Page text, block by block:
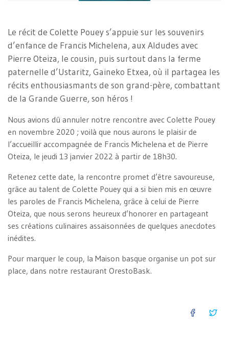
Le récit de Colette Pouey s’appuie sur les souvenirs
d’enfance de Francis Michelena, aux Aldudes avec
Pierre Oteiza, le cousin, puis surtout dans la ferme
paternelle d’Ustaritz, Gaineko Etxea, où il partagea les
récits enthousiasmants de son grand-père, combattant
de la Grande Guerre, son héros !
Nous avions dû annuler notre rencontre avec Colette Pouey
en novembre 2020 ; voilà que nous aurons le plaisir de
l’accueillir accompagnée de Francis Michelena et de Pierre
Oteiza, le jeudi 13 janvier 2022 à partir de 18h30.
Retenez cette date, la rencontre promet d’être savoureuse,
grâce au talent de Colette Pouey qui a si bien mis en œuvre
les paroles de Francis Michelena, grâce à celui de Pierre
Oteiza, que nous serons heureux d’honorer en partageant
ses créations culinaires assaisonnées de quelques anecdotes
inédites.
Pour marquer le coup, la Maison basque organise un pot sur
place, dans notre restaurant OrestoBask.